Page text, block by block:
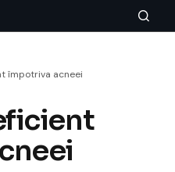
împotriva acneei